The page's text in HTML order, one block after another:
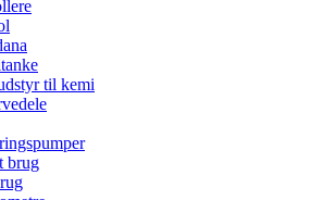
til kemi
brug